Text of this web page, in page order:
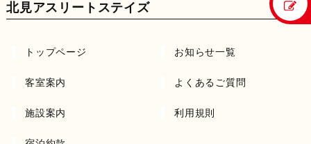
北見アスリートステイズ
トップページ お知らせ一覧
客室案内 よくあるご質問
施設案内 利用規則